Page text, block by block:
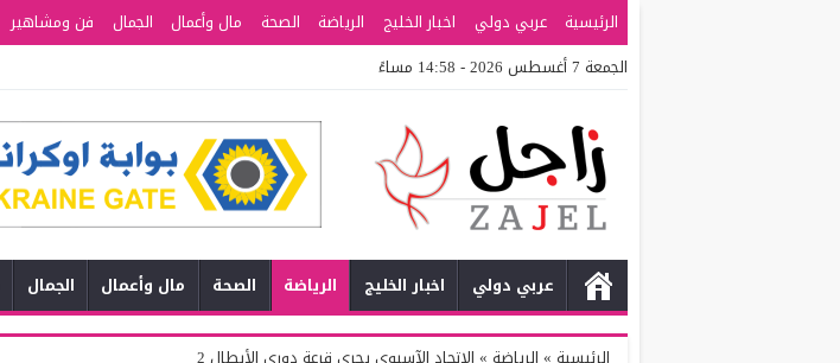
الرئيسية عربي دولي اخبار الخليج الرياضة الصحة مال وأعمال الجمال فن ومشاهير
الجمعة 7 أغسطس 2026 - 14:58 مساءً
عربي دولي اخبار الخليج الرياضة الصحة مال وأعمال الجمال